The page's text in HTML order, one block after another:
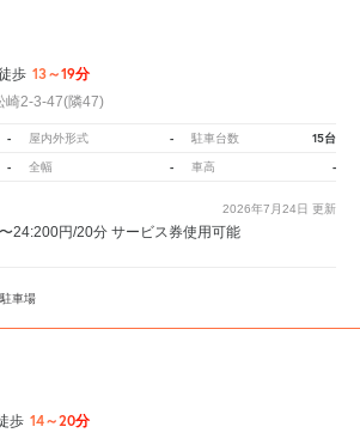
歩 13～19分
崎2-3-47(隣47)
- 屋内外形式 - 駐車台数 15台
- 全幅 - 車高 -
2026年7月24日 更新
24:200円/20分 サービス券使用可能
車場
歩 14～20分